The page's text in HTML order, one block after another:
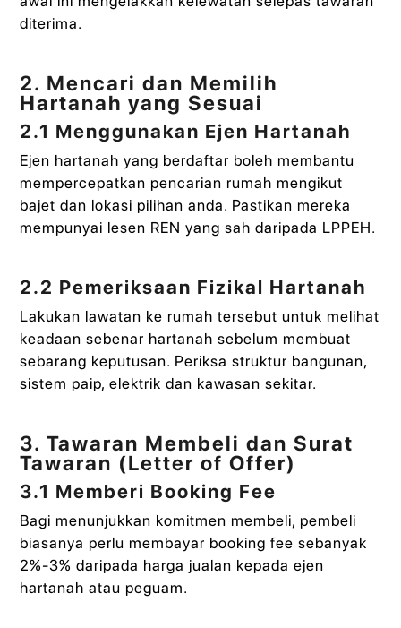
diterima.
2. Mencari dan Memilih
Hartanah yang Sesuai
2.1 Menggunakan Ejen Hartanah
Ejen hartanah yang berdaftar boleh membantu
mempercepatkan pencarian rumah mengikut
bajet dan lokasi pilihan anda. Pastikan mereka
mempunyai lesen REN yang sah daripada LPPEH.
2.2 Pemeriksaan Fizikal Hartanah
Lakukan lawatan ke rumah tersebut untuk melihat
keadaan sebenar hartanah sebelum membuat
sebarang keputusan. Periksa struktur bangunan,
sistem paip, elektrik dan kawasan sekitar.
3. Tawaran Membeli dan Surat
Tawaran (Letter of Offer)
3.1 Memberi Booking Fee
Bagi menunjukkan komitmen membeli, pembeli
biasanya perlu membayar booking fee sebanyak
2%-3% daripada harga jualan kepada ejen
hartanah atau peguam.